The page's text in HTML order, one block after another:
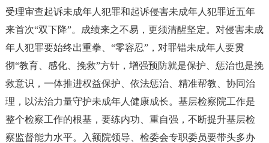
受理审查起诉未成年人犯罪和起诉侵害未成年人犯罪近五年
来首次“双下降”。成绩来之不易，更须清醒坚定。对侵害未成
年人犯罪要始终出重拳、“零容忍”，对罪错未成年人要贯
彻“教育、感化、挽救”方针，增强预防就是保护、惩治也是挽
救意识，一体推进权益保护、依法惩治、精准帮教、协同治
理，以法治力量守护未成年人健康成长。基层检察院工作是
整个检察工作的根基，要练内功、重自强，不断提升基层检
察监督能力水平。入额院领导、检委会专职委员要带头多办